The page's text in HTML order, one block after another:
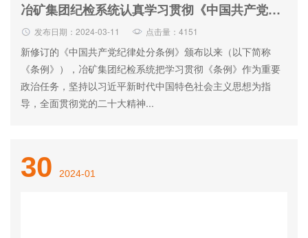
冶矿集团纪检系统认真学习贯彻《中国共产党纪律处分条例》
发布日期：2024-03-11 点击量：4151
新修订的《中国共产党纪律处分条例》颁布以来（以下简称
《条例》），冶矿集团纪检系统把学习贯彻《条例》作为重要
政治任务，坚持以习近平新时代中国特色社会主义思想为指
导，全面贯彻党的二十大精神...
30 2024-01